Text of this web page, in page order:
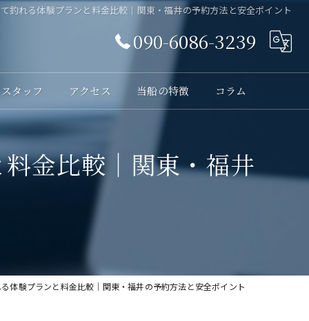
釣れる体験プランと料金比較｜関東・福井の予約方法と安全ポイント
090-6086-3239
スタッフ アクセス 当船の特徴
レンタル
コラム
金比較｜関東・福井
体験プランと料金比較｜関東・福井の予約方法と安全ポイント